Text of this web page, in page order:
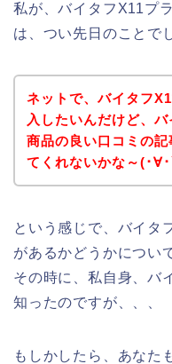
私が、バイタフX11プ
は、つい先日のことで
ネットで、バイタフ
入したいんだけど、
商品の良い口コミの
てくれないかな～(･∀･
という感じで、バイタ
があるかどうかについ
その時に、私自身、バ
知ったのですが、、、
もしかしたら、あなた